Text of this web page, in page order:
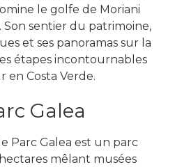
le golfe de Moriani
Son sentier du patrimoine,
et ses panoramas sur la
étapes incontournables
en Costa Verde.
Galea
Parc Galea est un parc
mêlant musées